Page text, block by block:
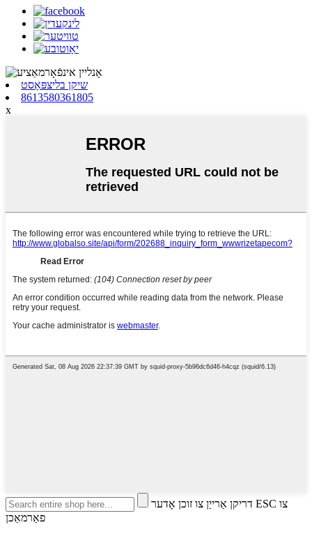
שיקן בליצפּאָסט
8613580361805
x
דריקן אַרייַן צו זוכן אָדער ESC צו
פאַרמאַכן